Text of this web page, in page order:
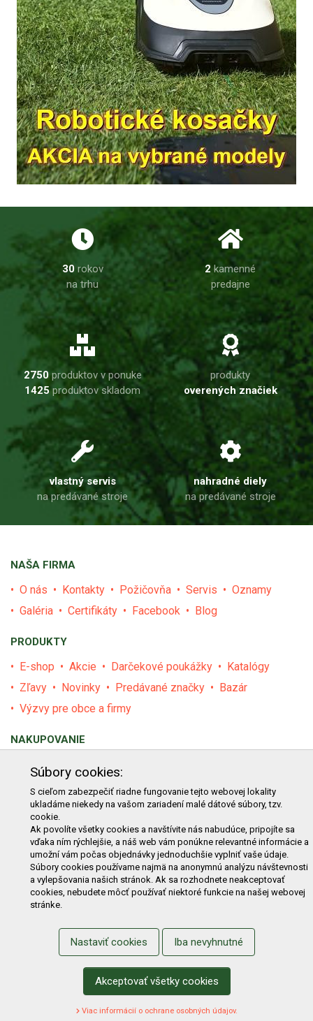
30rokov
na trhu
2 kamenné
predajne
2750produktov v ponuke
1425produktov skladom
produkty
overených značiek
vlastný servis
na predávané stroje
nahradné diely
na predávané stroje
NAŠA FIRMA
O nás Kontakty Požičovňa Servis
Oznamy
Galéria
Certifikáty Facebook Blog
PRODUKTY
E-shop Akcie Darčekové poukážky
Katalógy
Zľavy
Novinky Predávané značky
Bazár
Výzvy pre obce a firmy
NAKUPOVANIE
Obchodné podmienky
Reklamačný poriadok
Reklamačný protokol
Odstúpenie od kúpy
Protokol na odstúpenie od kúpy
Alternatívne riešenie sporu
Ochrana osobných údajov
Používanie cookies
Nákup na splátky
ZÁKAZNÍK
Prihlásenie
Zmena hesla
Prihlasiť sa na odber noviniek
Nastavenie cookies
Podmienky zadávania hodnotení
Odstúpenie od zmluvy online
Súbory cookies:
S cieľom zabezpečiť riadne fungovanie tejto webovej lokality
ukladáme niekedy na vašom zariadení malé dátové súbory, tzv.
cookie.
Ak povolíte všetky cookies a navštívite nás nabudúce, pripojíte sa
vďaka ním rýchlejšie, a náš web vám ponúkne relevantné informácie a
umožní vám počas objednávky jednoduchšie vyplniť vaše údaje.
Súbory cookies používame najmä na anonymnú analýzu návštevnosti
a vylepšovania našich stránok. Ak sa rozhodnete neakceptovať
cookies, nebudete môcť používať niektoré funkcie na našej webovej
stránke.
Nastaviť cookies Iba nevyhnutné
Akceptovať všetky cookies
Viac informácií o ochrane osobných údajov.